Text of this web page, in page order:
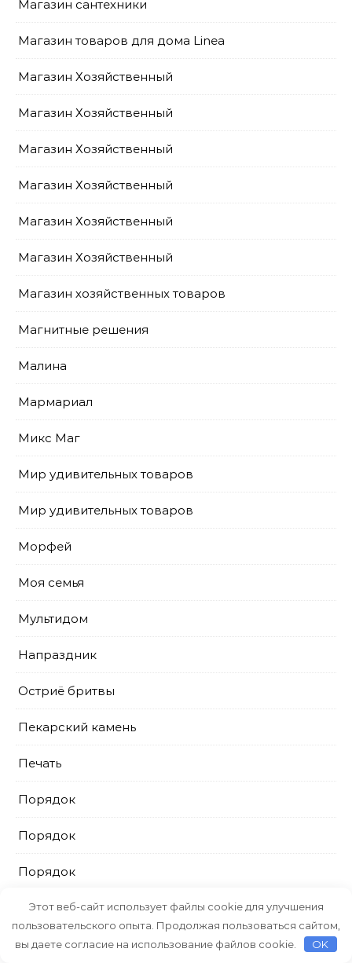
Магазин сантехники
Магазин товаров для дома Linea
Магазин Хозяйственный
Магазин Хозяйственный
Магазин Хозяйственный
Магазин Хозяйственный
Магазин Хозяйственный
Магазин Хозяйственный
Магазин хозяйственных товаров
Магнитные решения
Малина
Мармариал
Микс Маг
Мир удивительных товаров
Мир удивительных товаров
Морфей
Моя семья
Мультидом
Напраздник
Остриё бритвы
Пекарский камень
Печать
Порядок
Порядок
Порядок
ПрестижСервис
Промтовары
Этот веб-сайт использует файлы cookie для улучшения
пользовательского опыта. Продолжая пользоваться сайтом,
вы даете согласие на использование файлов cookie.
OK